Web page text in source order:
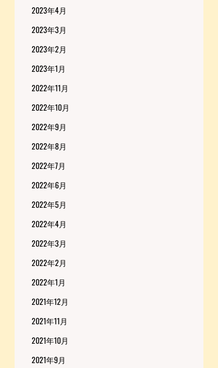
2023年4月
2023年3月
2023年2月
2023年1月
2022年11月
2022年10月
2022年9月
2022年8月
2022年7月
2022年6月
2022年5月
2022年4月
2022年3月
2022年2月
2022年1月
2021年12月
2021年11月
2021年10月
2021年9月